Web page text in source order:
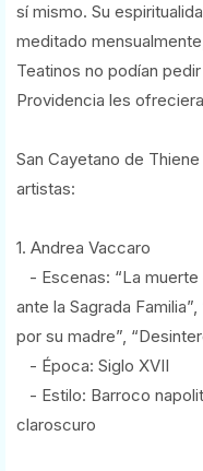
sí mismo. Su
meditado
Teatinos no podían
Providencia les
San Cayetano de
artistas:
1. Andrea Vaccaro
- Escenas: “La muerte
ante la Sagrada
por su madre”,
- Época: Siglo XVII
- Estilo: Barroco
claroscuro